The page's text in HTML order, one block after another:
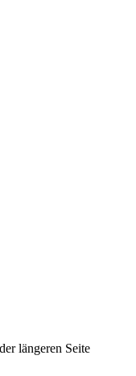
längeren Seite